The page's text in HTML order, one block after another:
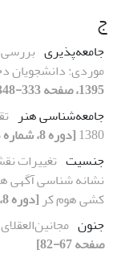
ج
جامعه‌پذیری
موردی: دانشجویان
1395، صفحه 333-348]
جامعه‌شناسی هنر
1380[دوره 8، شماره 3، 1395، صفحه 301-316]
جنسیت تغییرات
‏کشی هوم ‏کر [دوره 8، شماره 1، 1395، صفحه 23-44]
جنون
صفحه 67-82]